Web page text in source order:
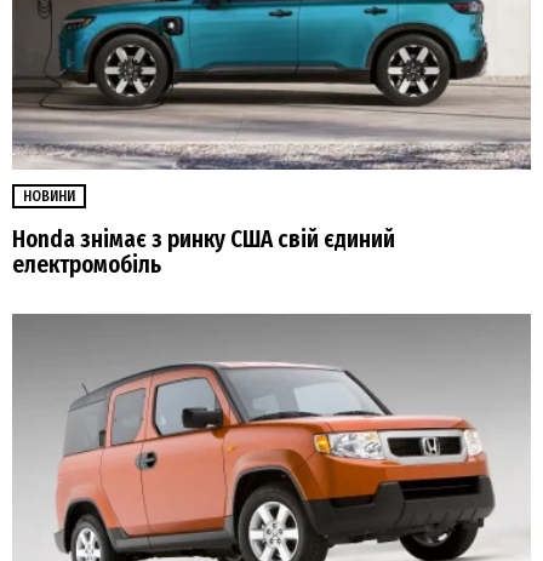
НОВИНИ
Honda знімає з ринку США свій єдиний
електромобіль